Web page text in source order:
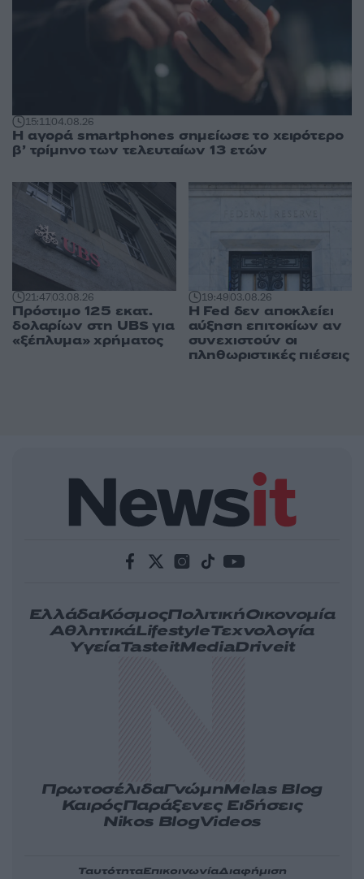
15:1104.08.26
Η αγορά smartphones σημείωσε το χειρότερο
β’ τρίμηνο των τελευταίων 13 ετών
21:4703.08.26
Πρόστιμο 125 εκατ.
δολαρίων στη UBS για
«ξέπλυμα» χρήματος
19:4903.08.26
Η Fed δεν αποκλείει
αύξηση επιτοκίων αν
συνεχιστούν οι
πληθωριστικές πιέσεις
ΕλλάδαΚόσμοςΠολιτικήΟικονομία
ΑθλητικάLifestyleΤεχνολογία
ΥγείαTasteitMediaDriveit
ΠρωτοσέλιδαΓνώμηMelas Blog
ΚαιρόςΠαράξενες Ειδήσεις
Nikos BlogVideos
ΤαυτότηταΕπικοινωνίαΔιαφήμιση